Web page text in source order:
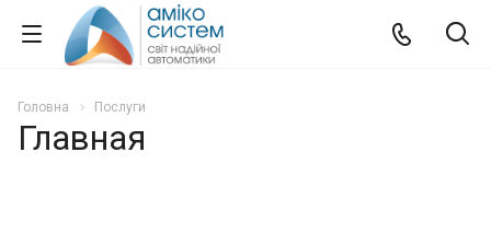
Головна Послуги
Главная